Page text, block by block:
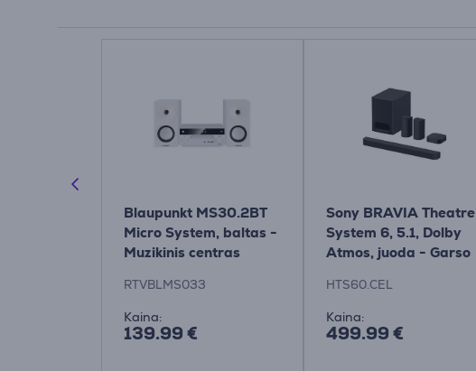
Blaupunkt MS30.2BT
Micro System, baltas -
Muzikinis centras
RTVBLMS033
Kaina:
139.99 €
Sony BRAVIA Theatre
System 6, 5.1, Dolby
Atmos, juoda - Garso
HTS60.CEL
Kaina:
499.99 €